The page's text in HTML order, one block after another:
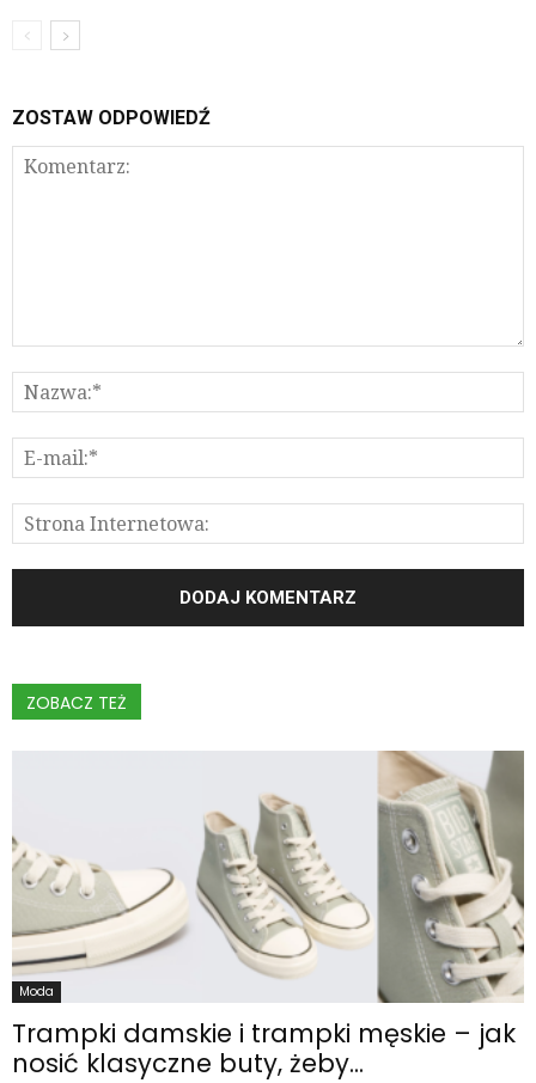
ZOSTAW ODPOWIEDŹ
ZOBACZ TEŻ
Moda
Trampki damskie i trampki męskie – jak
nosić klasyczne buty, żeby...